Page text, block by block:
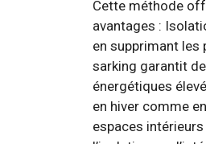
Cette méthode
avantages :
en supprimant les
sarking garantit
énergétiques
en hiver comme
espaces